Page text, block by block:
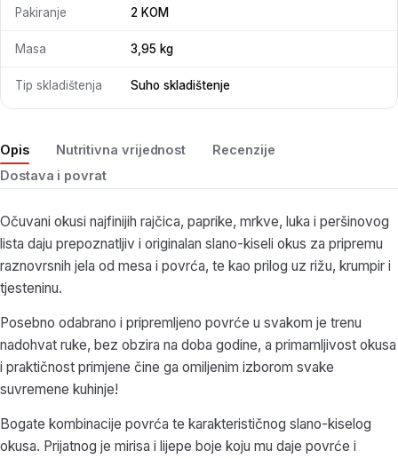
Opis Nutritivna vrijednost
Recenzije
Dostava i povrat
Očuvani okusi najfinijih rajčica, paprike, mrkve, luka i peršinovog
lista daju prepoznatljiv i originalan slano-kiseli okus za pripremu
raznovrsnih jela od mesa i povrća, te kao prilog uz rižu, krumpir i
tjesteninu.
Posebno odabrano i pripremljeno povrće u svakom je trenu
nadohvat ruke, bez obzira na doba godine, a primamljivost okusa
i praktičnost primjene čine ga omiljenim izborom svake
suvremene kuhinje!
Bogate kombinacije povrća te karakterističnog slano-kiselog
okusa. Prijatnog je mirisa i lijepe boje koju mu daje povrće i
Pakiranje 2 KOM
Masa 3,95 kg
Tip skladištenja Suho skladištenje